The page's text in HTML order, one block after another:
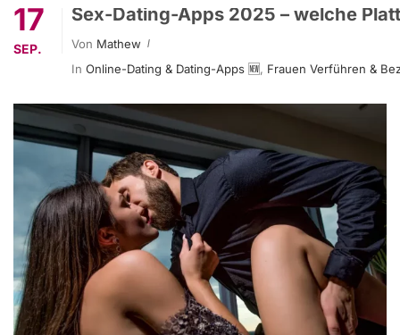
17
SEP.
Sex-Dating-Apps 2025 – welche
Von Mathew
In Online-Dating & Dating-Apps 🆕, Frauen Verführen &